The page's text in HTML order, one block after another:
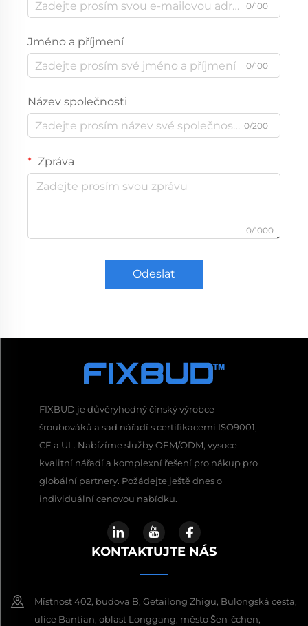
0/100
Jméno a příjmení
0/100
Název společnosti
0/200
Zpráva
0/1000
Odeslat
FIXBUD je důvěryhodný čínský výrobce
šroubováků a sad nářadí s certifikacemi ISO9001,
CE a UL. Nabízíme služby OEM/ODM, vysoce
kvalitní nářadí a komplexní řešení pro nákup pro
globální partnery. Požádejte ještě dnes o
individuální cenovou nabídku.
KONTAKTUJTE NÁS
Místnost 402, budova B, Getailong Zhigu, Bulongská cesta,
ulice Bantian, oblast Longgang, město Šen-čchen,